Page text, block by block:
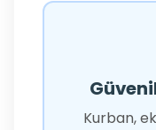
Kurban,